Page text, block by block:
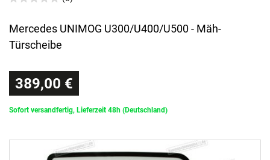
Mercedes UNIMOG U300/U400/U500 - Mäh-
Türscheibe
389,00 €
Sofort versandfertig, Lieferzeit 48h (Deutschland)